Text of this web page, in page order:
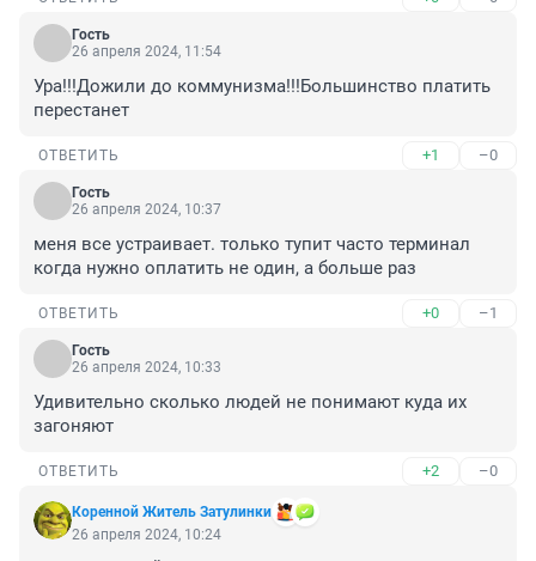
Гость
26 апреля 2024, 11:54
Ура!!!Дожили до коммунизма!!!Большинство платить
перестанет
ОТВЕТИТЬ +1 –0
Гость
26 апреля 2024, 10:37
меня все устраивает. только тупит часто терминал
когда нужно оплатить не один, а больше раз
ОТВЕТИТЬ +0 –1
Гость
26 апреля 2024, 10:33
Удивительно сколько людей не понимают куда их
загоняют
ОТВЕТИТЬ +2 –0
Коренной Житель Затулинки
26 апреля 2024, 10:24